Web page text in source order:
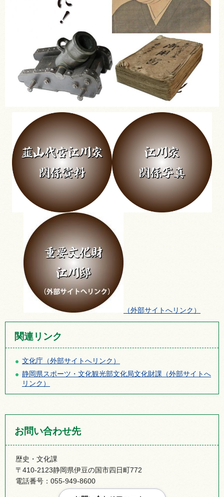
（外部サイトへリンク）
関連リンク
文化庁（外部サイトへリンク）
静岡県スポーツ・文化観光部文化局文化財課（外部サイトへ
リンク）
お問い合わせ先
歴史・文化課
〒410-2123静岡県伊豆の国市四日町772
電話番号：055-949-8600